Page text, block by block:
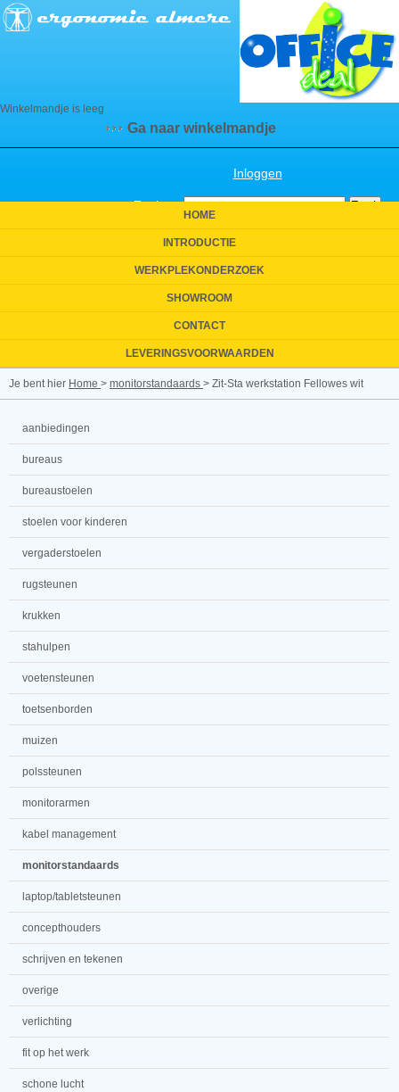
Winkelmandje is leeg
Ga naar winkelmandje
Inloggen
Zoeken:
HOME
INTRODUCTIE
WERKPLEKONDERZOEK
SHOWROOM
CONTACT
LEVERINGSVOORWAARDEN
Je bent hier Home > monitorstandaards > Zit-Sta werkstation Fellowes wit
aanbiedingen
bureaus
bureaustoelen
stoelen voor kinderen
vergaderstoelen
rugsteunen
krukken
stahulpen
voetensteunen
toetsenborden
muizen
polssteunen
monitorarmen
kabel management
monitorstandaards
laptop/tabletsteunen
concepthouders
schrijven en tekenen
overige
verlichting
fit op het werk
schone lucht